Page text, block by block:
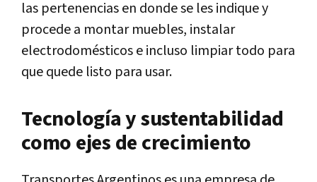
las pertenencias en donde se les indique y
procede a montar muebles, instalar
electrodomésticos e incluso limpiar todo para
que quede listo para usar.
Tecnología y sustentabilidad
como ejes de crecimiento